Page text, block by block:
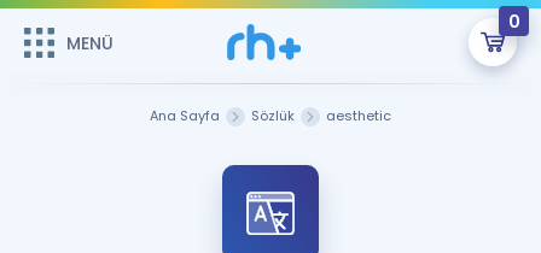
MENÜ
0
Sepetin Şu An Boş.
Remzi Hoca ile seni sınava hazırlayacak onlarca eğitim seni
bekliyor!
MENÜ
Ana Sayfa Sözlük aesthetic